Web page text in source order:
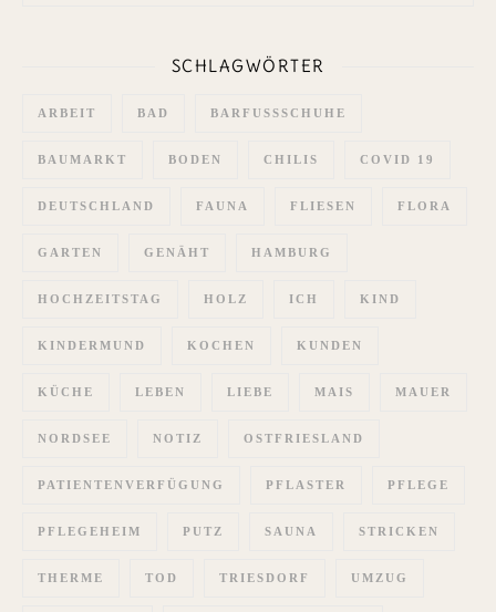
SCHLAGWÖRTER
ARBEIT BAD BARFUSSSCHUHE
BAUMARKT BODEN CHILIS COVID 19
DEUTSCHLAND FAUNA FLIESEN FLORA
GARTEN GENÄHT HAMBURG
HOCHZEITSTAG HOLZ ICH KIND
KINDERMUND KOCHEN KUNDEN
KÜCHE LEBEN LIEBE MAIS MAUER
NORDSEE NOTIZ OSTFRIESLAND
PATIENTENVERFÜGUNG PFLASTER PFLEGE
PFLEGEHEIM PUTZ SAUNA STRICKEN
THERME TOD TRIESDORF UMZUG